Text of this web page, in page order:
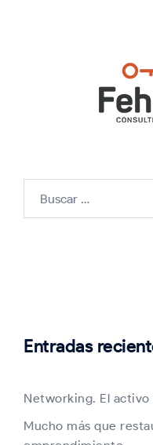
Entradas
Networking. El
Mucho más que